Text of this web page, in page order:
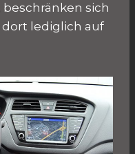
sich
lediglich auf